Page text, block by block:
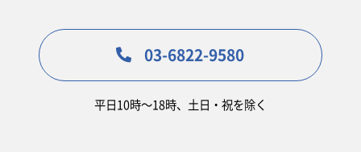
03-6822-9580
平日10時〜18時、土日・祝を除く